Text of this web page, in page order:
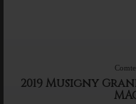
2019 Musigny